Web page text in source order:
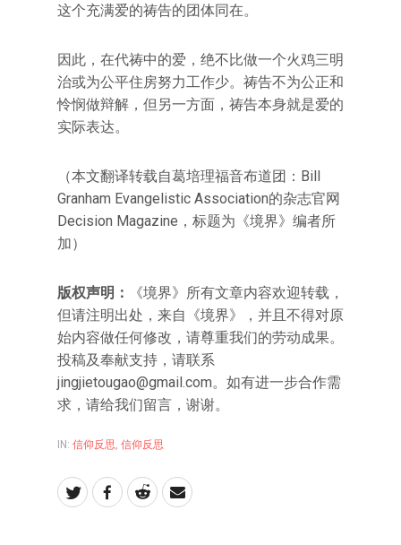
这个充满爱的祷告的团体同在。
因此，在代祷中的爱，绝不比做一个火鸡三明
治或为公平住房努力工作少。祷告不为公正和
怜悯做辩解，但另一方面，祷告本身就是爱的
实际表达。
（本文翻译转载自葛培理福音布道团：Bill
Granham Evangelistic Association的杂志官网
Decision Magazine，标题为《境界》编者所
加）
版权声明：
《境界》所有文章内容欢迎转载，
但请注明出处，来自《境界》，并且不得对原
始内容做任何修改，请尊重我们的劳动成果。
投稿及奉献支持，请联系
jingjietougao@gmail.com。如有进一步合作需
求，请给我们留言，谢谢。
IN: 信仰反思, 信仰反思